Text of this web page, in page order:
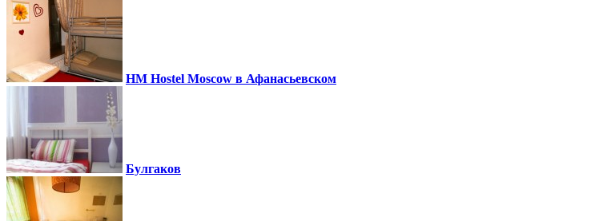
HM Hostel Moscow в Афанасьевском
Булгаков